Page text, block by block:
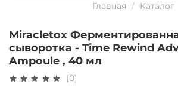
Главная Каталог
Miracletox
сыворотка - Time Rewind
Ampoule , 40 мл
(0)